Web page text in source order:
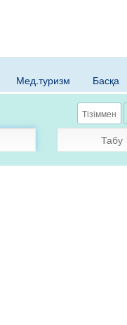
Мед.туризм Басқа
Тізіммен
Табу